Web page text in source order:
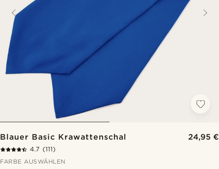
Blauer Basic Krawattenschal 24,95 €
4.7 (111)
FARBE AUSWÄHLEN